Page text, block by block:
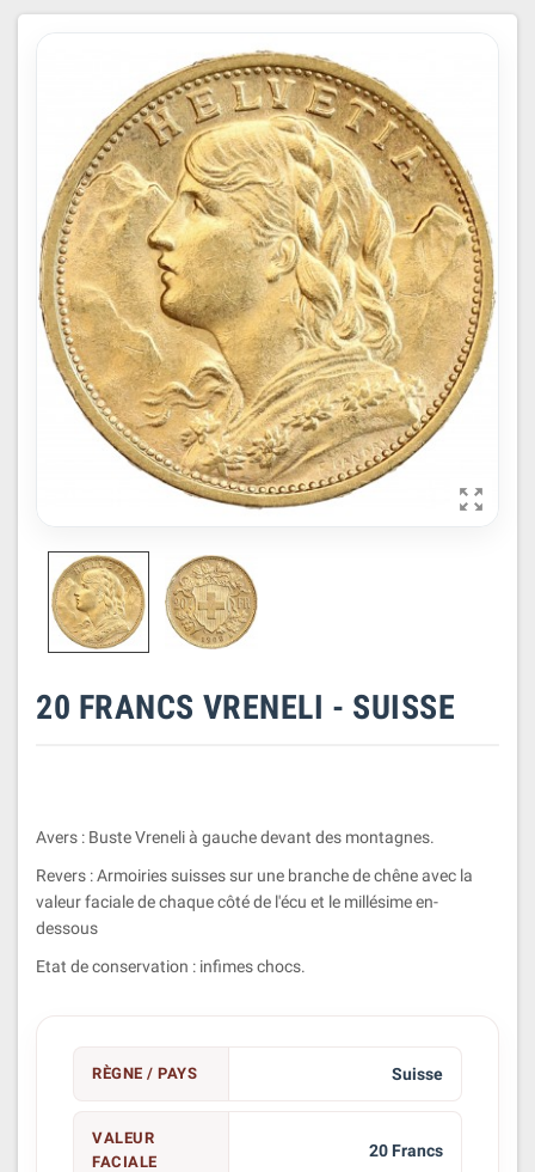

20 FRANCS VRENELI - SUISSE
Avers : Buste Vreneli à gauche devant des montagnes.
Revers : Armoiries suisses sur une branche de chêne avec la
valeur faciale de chaque côté de l'écu et le millésime en-
dessous
Etat de conservation : infimes chocs.
RÈGNE / PAYS Suisse
VALEUR
FACIALE
20 Francs